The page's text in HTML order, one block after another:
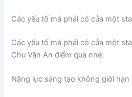
Các yếu tố mà phải có của một
Các yếu tố mà phải có của một
Chu Văn An điểm qua nhé:
Năng lực sáng tạo không giới hạn